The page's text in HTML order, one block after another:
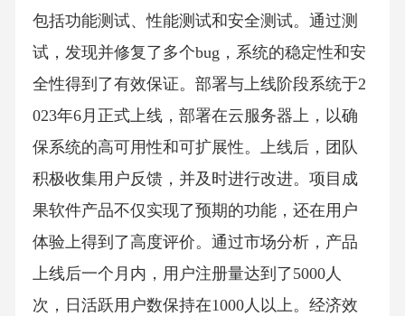
包括功能测试、性能测试和安全测试。通过测
试，发现并修复了多个bug，系统的稳定性和安
全性得到了有效保证。部署与上线阶段系统于2
023年6月正式上线，部署在云服务器上，以确
保系统的高可用性和可扩展性。上线后，团队
积极收集用户反馈，并及时进行改进。项目成
果软件产品不仅实现了预期的功能，还在用户
体验上得到了高度评价。通过市场分析，产品
上线后一个月内，用户注册量达到了5000人
次，日活跃用户数保持在1000人以上。经济效